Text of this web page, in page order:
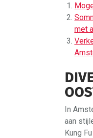
met
In
aan
Kung